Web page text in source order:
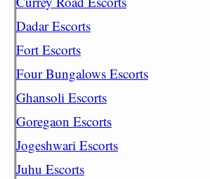
Dadar Escorts
Fort Escorts
Four Bungalows Escorts
Ghansoli Escorts
Goregaon Escorts
Jogeshwari Escorts
Juhu Escorts